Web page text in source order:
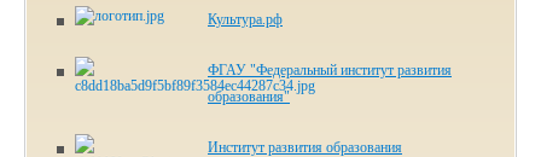
Культура.рф
ФГАУ "Федеральный институт развития
образования"
Институт развития образования